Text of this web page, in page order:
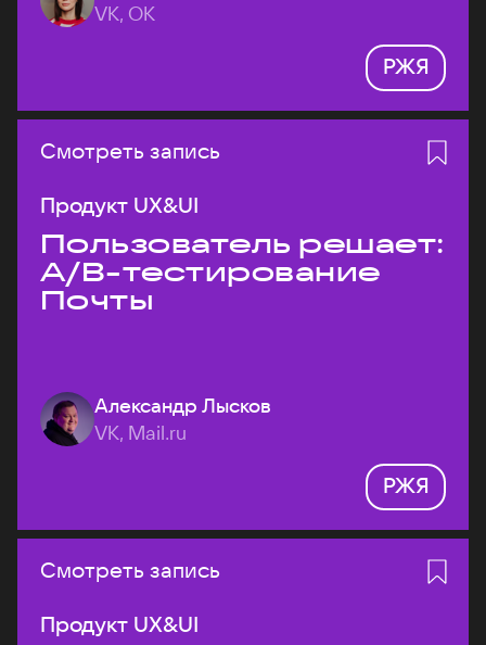
VK, ОК
РЖЯ
Смотреть запись
Продукт UX&UI
Пользователь решает:
A/B-тестирование
Почты
Александр Лысков
VK, Mail.ru
РЖЯ
Смотреть запись
Продукт UX&UI